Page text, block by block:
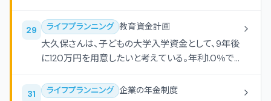
用しながら積み立てた場合、10年後の合計額はいく
らになるか。 円
29 ライフプランニング 教育資金計画
大久保さんは、子どもの大学入学資金として、9年後
に120万円を用意したいと考えている。年利1.0％で
31 ライフプランニング 企業の年金制度